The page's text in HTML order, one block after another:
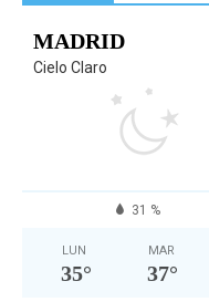
MADRID
Cielo Claro
31 %
LUN
35°
MAR
37°